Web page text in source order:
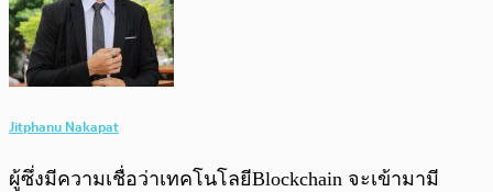
Jitphanu Nakapat
ผู้ซึ่งมีความเชื่อว่าเทคโนโลยีBlockchain จะเข้ามามี